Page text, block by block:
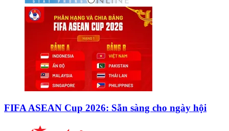
FIFA ASEAN Cup 2026: Sẵn sàng cho ngày hội